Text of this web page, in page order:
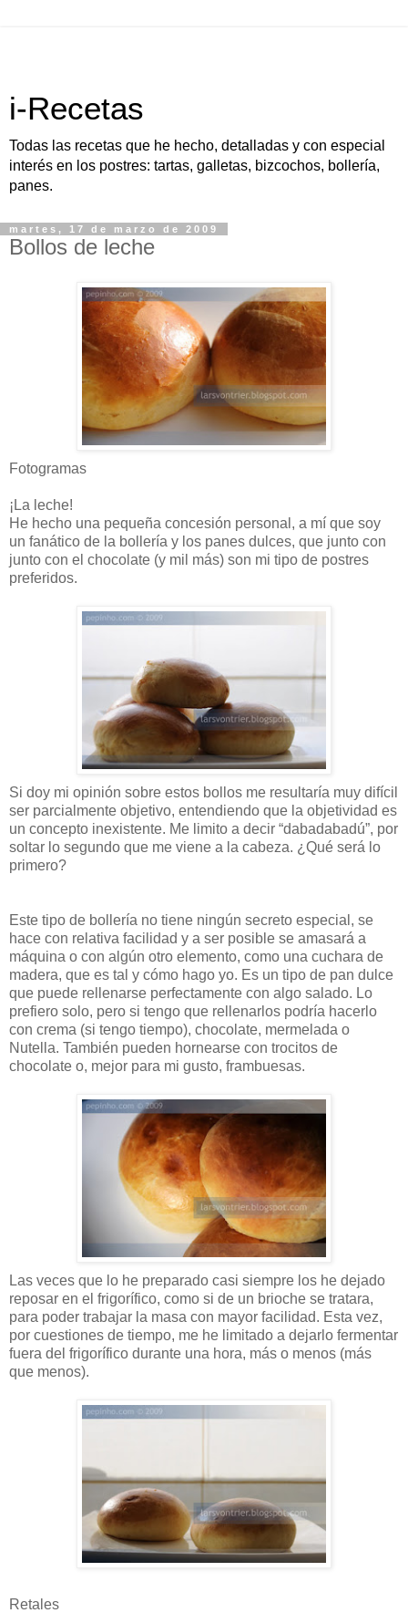
i-Recetas
Todas las recetas que he hecho, detalladas y con especial
interés en los postres: tartas, galletas, bizcochos, bollería,
panes.
martes, 17 de marzo de 2009
Bollos de leche
Fotogramas
¡La leche!
He hecho una pequeña concesión personal, a mí que soy
un fanático de la bollería y los panes dulces, que junto con
junto con el chocolate (y mil más) son mi tipo de postres
preferidos.
Si doy mi opinión sobre estos bollos me resultaría muy difícil
ser parcialmente objetivo, entendiendo que la objetividad es
un concepto inexistente. Me limito a decir “dabadabadú”, por
soltar lo segundo que me viene a la cabeza. ¿Qué será lo
primero?
Este tipo de bollería no tiene ningún secreto especial, se
hace con relativa facilidad y a ser posible se amasará a
máquina o con algún otro elemento, como una cuchara de
madera, que es tal y cómo hago yo. Es un tipo de pan dulce
que puede rellenarse perfectamente con algo salado. Lo
prefiero solo, pero si tengo que rellenarlos podría hacerlo
con crema (si tengo tiempo), chocolate, mermelada o
Nutella. También pueden hornearse con trocitos de
chocolate o, mejor para mi gusto, frambuesas.
Las veces que lo he preparado casi siempre los he dejado
reposar en el frigorífico, como si de un brioche se tratara,
para poder trabajar la masa con mayor facilidad. Esta vez,
por cuestiones de tiempo, me he limitado a dejarlo fermentar
fuera del frigorífico durante una hora, más o menos (más
que menos).
Retales